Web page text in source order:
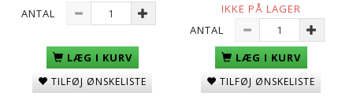
ANTAL
LÆG I KURV
TILFØJ ØNSKELISTE
IKKE PÅ LAGER
ANTAL
LÆG I KURV
TILFØJ ØNSKELISTE